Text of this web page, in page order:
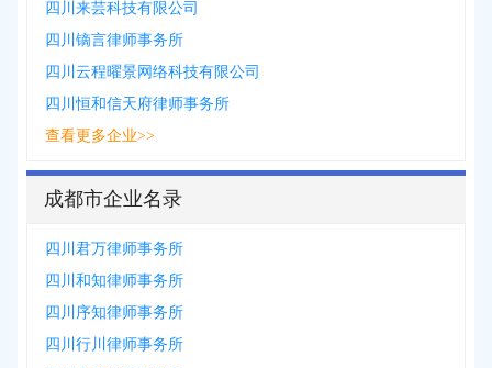
四川来芸科技有限公司
四川镝言律师事务所
四川云程曜景网络科技有限公司
四川恒和信天府律师事务所
查看更多企业>>
成都市企业名录
四川君万律师事务所
四川和知律师事务所
四川序知律师事务所
四川行川律师事务所